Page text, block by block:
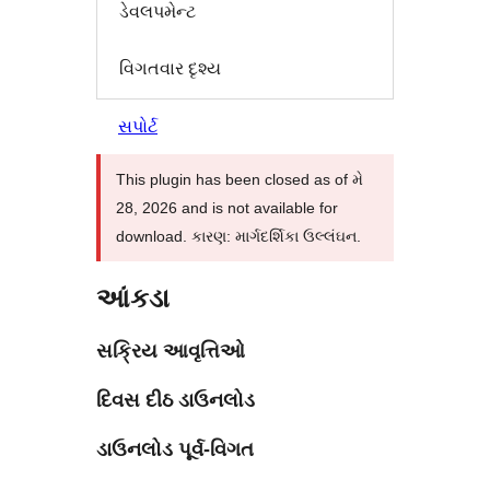
ડેવલપમેન્ટ
વિગતવાર દૃશ્ય
સપોર્ટ
This plugin has been closed as of મે
28, 2026 and is not available for
download. કારણ: માર્ગદર્શિકા ઉલ્લંઘન.
આંકડા
સક્રિય આવૃત્તિઓ
દિવસ દીઠ ડાઉનલોડ
ડાઉનલોડ પૂર્વ-વિગત